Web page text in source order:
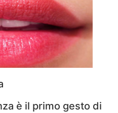
è il primo gesto di